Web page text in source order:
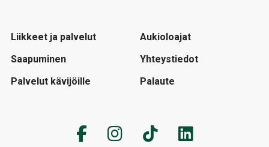
Liikkeet ja palvelut
Saapuminen
Palvelut kävijöille
Aukioloajat
Yhteystiedot
Palaute